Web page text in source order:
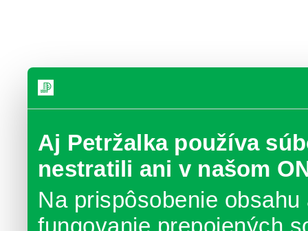
Aj Petržalka používa
nestratili ani v našom
Na prispôsobenie